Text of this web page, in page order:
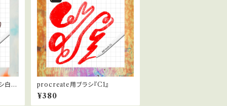
白 0
procreate用ブラシ『C1』
¥380